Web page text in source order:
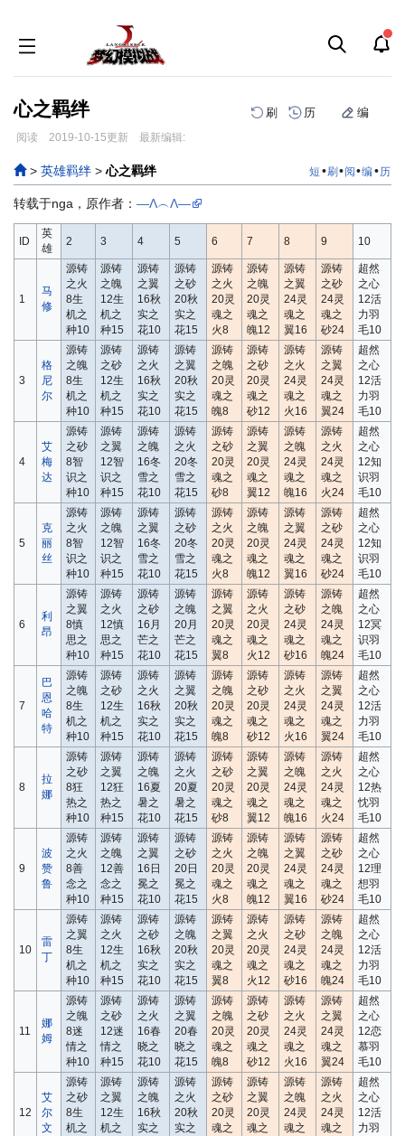
心之羁绊 刷 历 编
阅读 2019-10-15更新 最新编辑:
跳
到
导
航
跳
到
搜
索
> 英雄羁绊 > 心之羁绊 短 •刷 •阅 •编•历
转载于nga，原作者： —Λ︵Λ—
ID
英
雄
2 3 4 5 6 7 8 9 10
1
马
修
源铸
之火
8生
机之
种10
源铸
之魄
12生
机之
种15
源铸
之翼
16秋
实之
花10
源铸
之砂
20秋
实之
花15
源铸
之火
20灵
魂之
火8
源铸
之魄
20灵
魂之
魄12
源铸
之翼
24灵
魂之
翼16
源铸
之砂
24灵
魂之
砂24
超然
之心
12活
力羽
毛10
3
格
尼
尔
源铸
之魄
8生
机之
种10
源铸
之砂
12生
机之
种15
源铸
之火
16秋
实之
花10
源铸
之翼
20秋
实之
花15
源铸
之魄
20灵
魂之
魄8
源铸
之砂
20灵
魂之
砂12
源铸
之火
24灵
魂之
火16
源铸
之翼
24灵
魂之
翼24
超然
之心
12活
力羽
毛10
4
艾
梅
达
源铸
之砂
8智
识之
种10
源铸
之翼
12智
识之
种15
源铸
之魄
16冬
雪之
花10
源铸
之火
20冬
雪之
花15
源铸
之砂
20灵
魂之
砂8
源铸
之翼
20灵
魂之
翼12
源铸
之魄
24灵
魂之
魄16
源铸
之火
24灵
魂之
火24
超然
之心
12知
识羽
毛10
5
克
丽
丝
源铸
之火
8智
识之
种10
源铸
之魄
12智
识之
种15
源铸
之翼
16冬
雪之
花10
源铸
之砂
20冬
雪之
花15
源铸
之火
20灵
魂之
火8
源铸
之魄
20灵
魂之
魄12
源铸
之翼
24灵
魂之
翼16
源铸
之砂
24灵
魂之
砂24
超然
之心
12知
识羽
毛10
6
利
昂
源铸
之翼
8慎
思之
种10
源铸
之火
12慎
思之
种15
源铸
之砂
16月
芒之
花10
源铸
之魄
20月
芒之
花15
源铸
之翼
20灵
魂之
翼8
源铸
之火
20灵
魂之
火12
源铸
之砂
24灵
魂之
砂16
源铸
之魄
24灵
魂之
魄24
超然
之心
12冥
识羽
毛10
7
巴
恩
哈
特
源铸
之魄
8生
机之
种10
源铸
之砂
12生
机之
种15
源铸
之火
16秋
实之
花10
源铸
之翼
20秋
实之
花15
源铸
之魄
20灵
魂之
魄8
源铸
之砂
20灵
魂之
砂12
源铸
之火
24灵
魂之
火16
源铸
之翼
24灵
魂之
翼24
超然
之心
12活
力羽
毛10
8
拉
娜
源铸
之砂
8狂
热之
种10
源铸
之翼
12狂
热之
种15
源铸
之魄
16夏
暑之
花10
源铸
之火
20夏
暑之
花15
源铸
之砂
20灵
魂之
砂8
源铸
之翼
20灵
魂之
翼12
源铸
之魄
24灵
魂之
魄16
源铸
之火
24灵
魂之
火24
超然
之心
12热
忱羽
毛10
9
波
赞
鲁
源铸
之火
8善
念之
种10
源铸
之魄
12善
念之
种15
源铸
之翼
16日
冕之
花10
源铸
之砂
20日
冕之
花15
源铸
之火
20灵
魂之
火8
源铸
之魄
20灵
魂之
魄12
源铸
之翼
24灵
魂之
翼16
源铸
之砂
24灵
魂之
砂24
超然
之心
12理
想羽
毛10
10
雷
丁
源铸
之翼
8生
机之
种10
源铸
之火
12生
机之
种15
源铸
之砂
16秋
实之
花10
源铸
之魄
20秋
实之
花15
源铸
之翼
20灵
魂之
翼8
源铸
之火
20灵
魂之
火12
源铸
之砂
24灵
魂之
砂16
源铸
之魄
24灵
魂之
魄24
超然
之心
12活
力羽
毛10
11
娜
姆
源铸
之魄
8迷
情之
种10
源铸
之砂
12迷
情之
种15
源铸
之火
16春
晓之
花10
源铸
之翼
20春
晓之
花15
源铸
之魄
20灵
魂之
魄8
源铸
之砂
20灵
魂之
砂12
源铸
之火
24灵
魂之
火16
源铸
之翼
24灵
魂之
翼24
超然
之心
12恋
慕羽
毛10
12
艾
尔
文
源铸
之砂
8生
机之
源铸
之翼
12生
机之
源铸
之魄
16秋
实之
源铸
之火
20秋
实之
源铸
之砂
20灵
魂之
源铸
之翼
20灵
魂之
源铸
之魄
24灵
魂之
源铸
之火
24灵
魂之
超然
之心
12活
力羽